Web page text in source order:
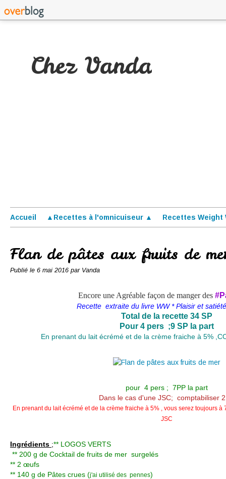
Chez Vanda
Accueil ▲Recettes à l'omnicuiseur ▲ Recettes Weight
Flan de pâtes aux fruits de
Publié le 6 mai 2016 par Vanda
Encore une Agréable façon de manger des
Recette extraite du livre WW * Plaisir et
Total de la recette 34 SP
Pour 4 pers ;9 SP la part
En prenant du lait écrémé et de la crème fraiche à 5%
pour 4 pers ; 7PP la part
Dans le cas d'une JSC; comptabiliser
En prenant du lait écrémé et de la crème fraiche à 5% , vous serez toujours à
JSC
Ingrédients ;** LOGOS VERTS
** 200 g de Cocktail de fruits de mer surgelés
** 2 œufs
** 140 g de Pâtes crues (j'ai utilisé des pennes)